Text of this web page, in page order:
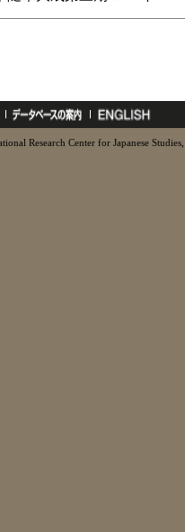
Research Center for Japanese